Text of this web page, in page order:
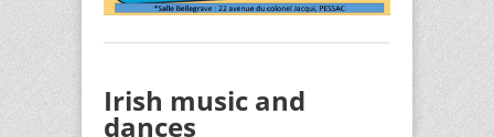
Irish music and
dances